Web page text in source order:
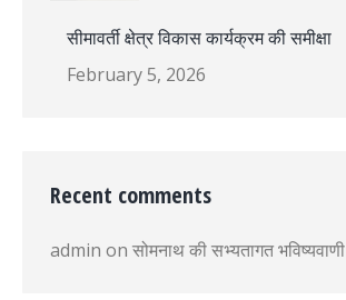
सीमावर्ती क्षेत्र विकास कार्यक्रम की समीक्षा
February 5, 2026
Recent comments
admin on सोमनाथ की सभ्यतागत भविष्यवाणी